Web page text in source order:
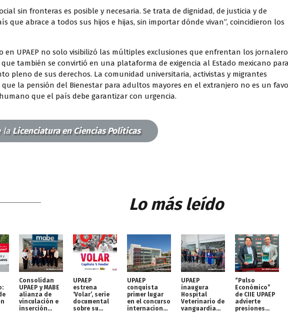
sin fronteras es posible y necesaria. Se trata de dignidad, de justicia y de
que abrace a todos sus hijos e hijas, sin importar dónde vivan”, coincidieron los
en UPAEP no solo visibilizó las múltiples exclusiones que enfrentan los
que también se convirtió en una plataforma de exigencia al Estado mexicano para
pleno de sus derechos. La comunidad universitaria, activistas y migrantes
la pensión del Bienestar para adultos mayores en el extranjero no es un
que el país debe garantizar con urgencia.
laLicenciatura en Ciencias Políticas
Lo más leído
Consolidan
UPAEP y MABE
alianza de
vinculación e
inserción
UPAEP
estrena
‘Volar’, serie
documental
sobre su
UPAEP
conquista
primer lugar
en el concurso
internacional
UPAEP
inaugura
Hospital
Veterinario de
vanguardia
“Pulso
Económico”
de CIIE UPAEP
advierte
presiones